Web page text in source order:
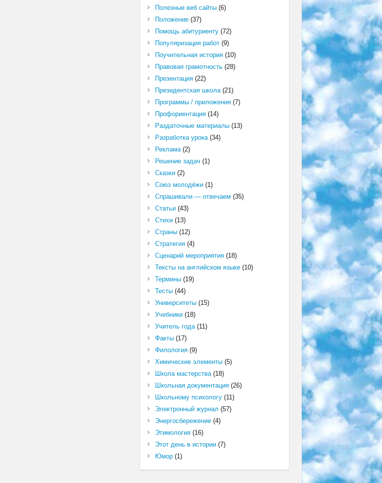
Полезные веб сайты(6)
Положение(37)
Помощь абитуриенту(72)
Популяризация работ(9)
Поучительная история(10)
Правовая грамотность(28)
Презентация(22)
Президентская школа(21)
Программы / приложения(7)
Профориентация(14)
Раздаточные материалы(13)
Разработка урока(34)
Реклама(2)
Решение задач (1)
Сказки(2)
Союз молодёжи(1)
Спрашивали — отвечаем (35)
Статьи(43)
Стихи(13)
Страны(12)
Стратегия(4)
Сценарий мероприятия(18)
Тексты на английском языке(10)
Термины(19)
Тесты(44)
Университеты(15)
Учебники(18)
Учитель года(11)
Факты(17)
Филология(9)
Химические элементы(5)
Школа мастерства(18)
Школьная документация(26)
Школьному психологу(11)
Электронный журнал (57)
Энергосбережение(4)
Этимология(16)
Этот день в истории(7)
Юмор(1)